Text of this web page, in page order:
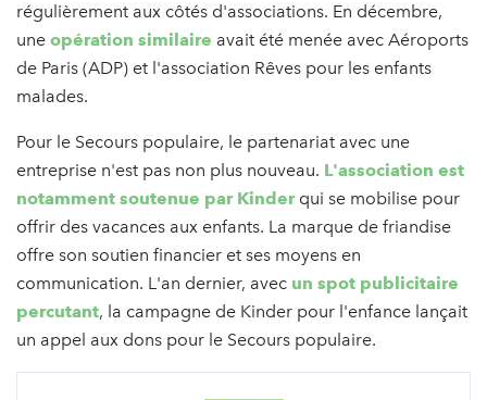
régulièrement aux côtés d'associations. En décembre,
une opération similaire avait été menée avec Aéroports
de Paris (ADP) et l'association Rêves pour les enfants
malades.
Pour le Secours populaire, le partenariat avec une
entreprise n'est pas non plus nouveau. L'association est
notamment soutenue par Kinderqui se mobilise pour
offrir des vacances aux enfants. La marque de friandise
offre son soutien financier et ses moyens en
communication. L'an dernier, avec un spot publicitaire
percutant, la campagne de Kinder pour l'enfance lançait
un appel aux dons pour le Secours populaire.